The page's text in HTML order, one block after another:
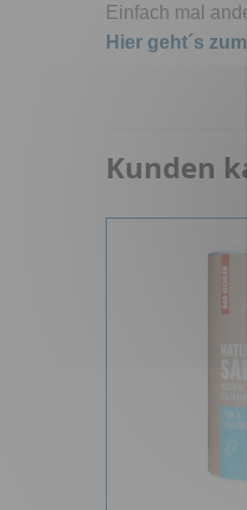
Einfach mal
Hier geht´s
Kunden